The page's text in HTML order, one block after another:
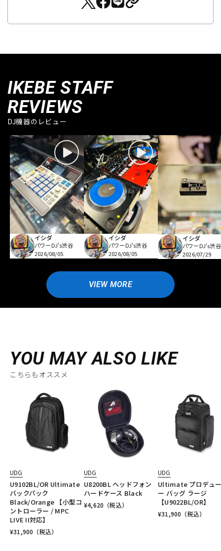
IKEBE STAFF
REVIEWS
DJ機器のレビュー
イシダ
パワーDJ's渋谷
2026/08/05
イシダ
パワーDJ's渋谷
2026/08/05
イシダ
パワーDJ's渋谷
2026/07/29
VIEW MORE
YOU MAY ALSO LIKE
こちらもオススメ
UDG
U9102BL/OR Ultimate
バックパック
Black/Orange 【小型コ
ントローラー / MPC
LIVE II対応】
¥31,900 （税込）
UDG
U8200BL ヘッドフォン
ハードケース Black
¥4,620 （税込）
UDG
Ultimate プロデュ
ー バッグ ラージ
【U9022BL/OR】
¥31,900 （税込）